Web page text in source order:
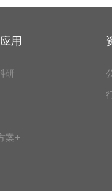
用
研
案+